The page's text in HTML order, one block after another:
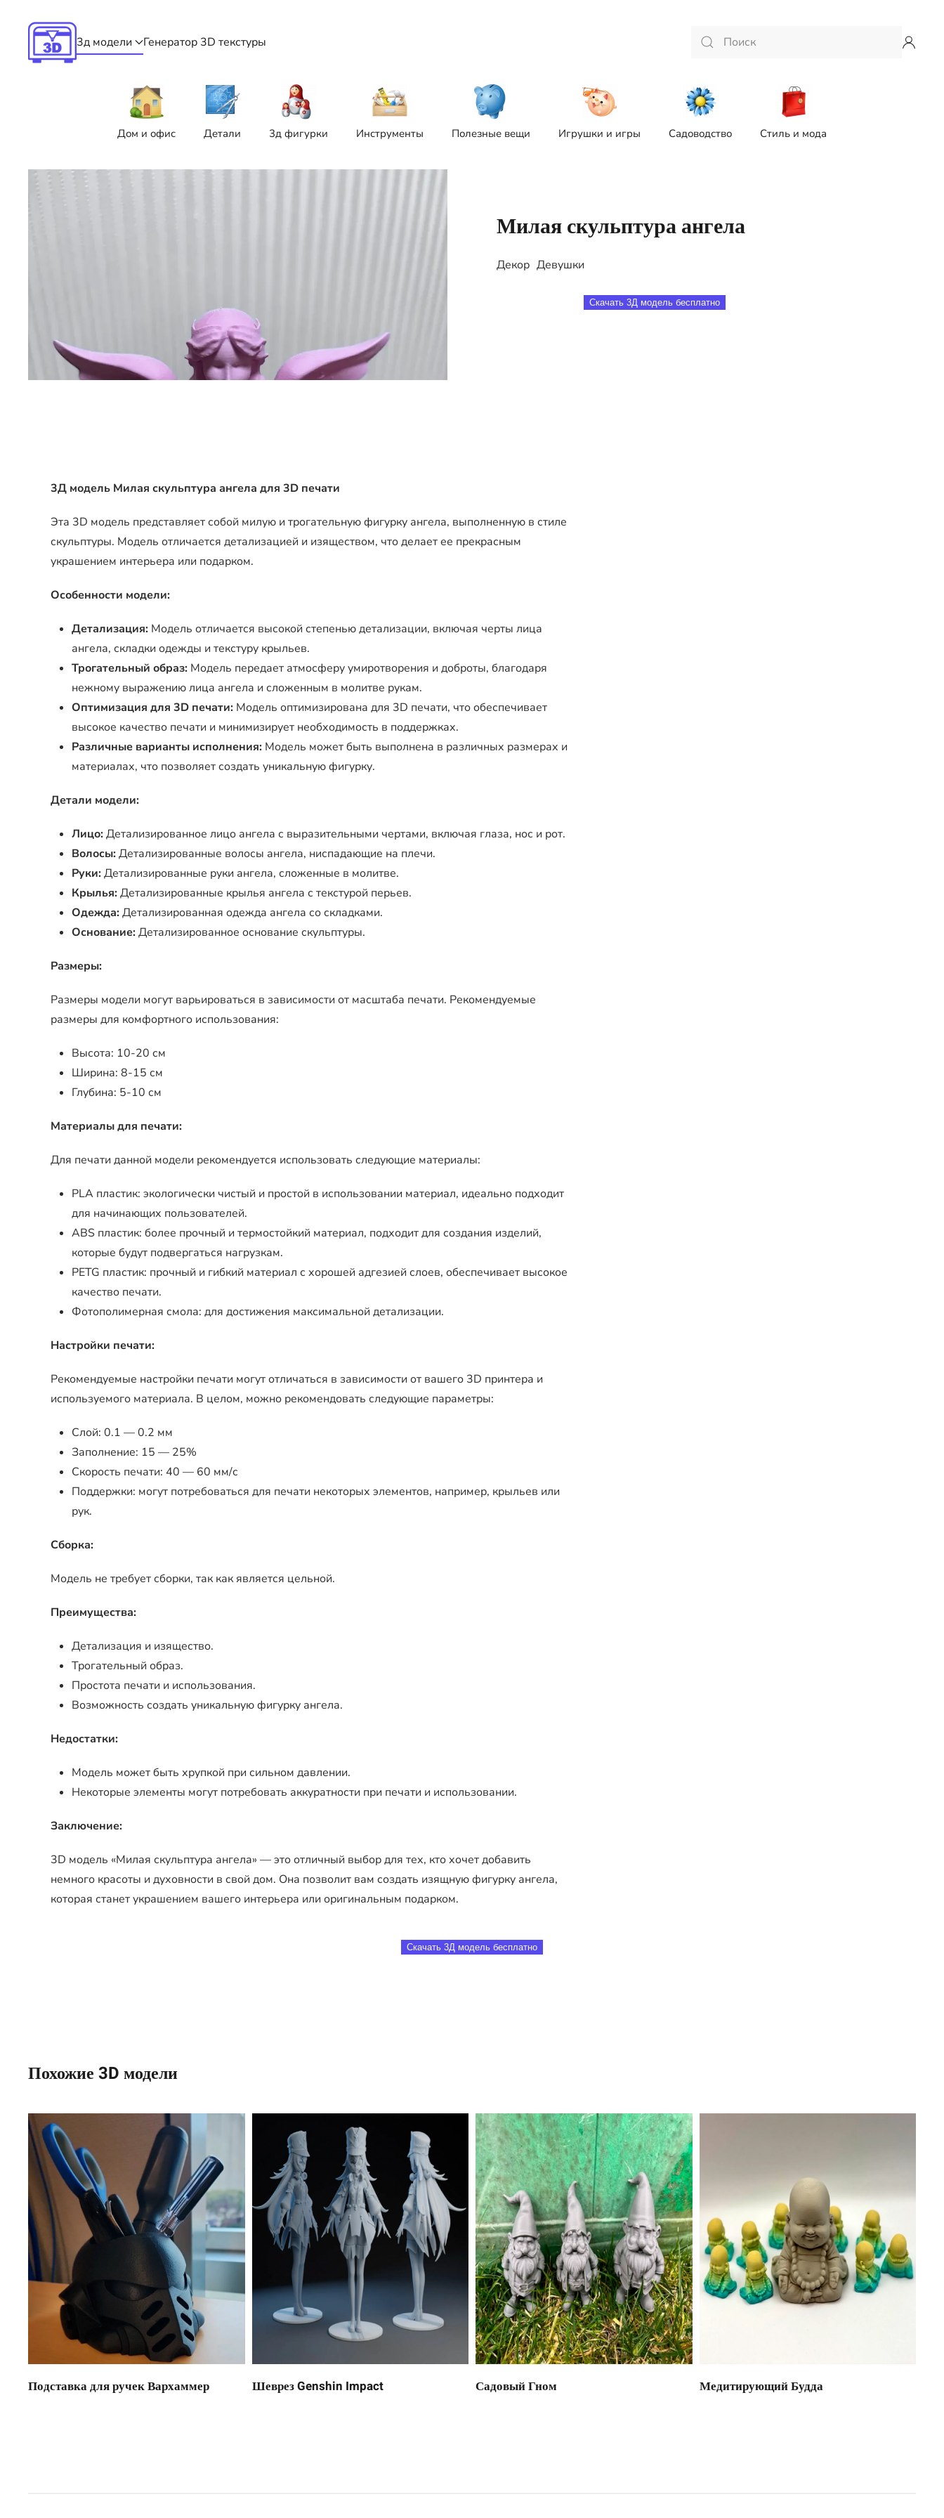
Skip to main content
3д модели Генератор 3D текстуры
Дом и офис Детали 3д фигурки Инструменты Полезные вещи Игрушки и игры Садоводство Стиль и мода
Милая скульптура ангела
Декор Девушки
Скачать 3Д модель бесплатно
3Д модель Милая скульптура ангела для 3D печати
Эта 3D модель представляет собой милую и трогательную фигурку ангела, выполненную в стиле
скульптуры. Модель отличается детализацией и изяществом, что делает ее прекрасным
украшением интерьера или подарком.
Особенности модели:
Детализация: Модель отличается высокой степенью детализации, включая черты лица
ангела, складки одежды и текстуру крыльев.
Трогательный образ: Модель передает атмосферу умиротворения и доброты, благодаря
нежному выражению лица ангела и сложенным в молитве рукам.
Оптимизация для 3D печати: Модель оптимизирована для 3D печати, что обеспечивает
высокое качество печати и минимизирует необходимость в поддержках.
Различные варианты исполнения: Модель может быть выполнена в различных размерах и
материалах, что позволяет создать уникальную фигурку.
Детали модели:
Лицо:Детализированное лицо ангела с выразительными чертами, включая глаза, нос и рот.
Волосы:Детализированные волосы ангела, ниспадающие на плечи.
Руки:Детализированные руки ангела, сложенные в молитве.
Крылья:Детализированные крылья ангела с текстурой перьев.
Одежда:Детализированная одежда ангела со складками.
Основание:Детализированное основание скульптуры.
Размеры:
Размеры модели могут варьироваться в зависимости от масштаба печати. Рекомендуемые
размеры для комфортного использования:
Высота: 10-20 см
Ширина: 8-15 см
Глубина: 5-10 см
Материалы для печати:
Для печати данной модели рекомендуется использовать следующие материалы:
PLA пластик: экологически чистый и простой в использовании материал, идеально подходит
для начинающих пользователей.
ABS пластик: более прочный и термостойкий материал, подходит для создания изделий,
которые будут подвергаться нагрузкам.
PETG пластик: прочный и гибкий материал с хорошей адгезией слоев, обеспечивает высокое
качество печати.
Фотополимерная смола: для достижения максимальной детализации.
Настройки печати:
Рекомендуемые настройки печати могут отличаться в зависимости от вашего 3D принтера и
используемого материала. В целом, можно рекомендовать следующие параметры:
Слой: 0.1 — 0.2 мм
Заполнение: 15 — 25%
Скорость печати: 40 — 60 мм/с
Поддержки: могут потребоваться для печати некоторых элементов, например, крыльев или
рук.
Сборка:
Модель не требует сборки, так как является цельной.
Преимущества:
Детализация и изящество.
Трогательный образ.
Простота печати и использования.
Возможность создать уникальную фигурку ангела.
Недостатки:
Модель может быть хрупкой при сильном давлении.
Некоторые элементы могут потребовать аккуратности при печати и использовании.
Заключение:
3D модель «Милая скульптура ангела» — это отличный выбор для тех, кто хочет добавить
немного красоты и духовности в свой дом. Она позволит вам создать изящную фигурку ангела,
которая станет украшением вашего интерьера или оригинальным подарком.
Скачать 3Д модель бесплатно
Похожие 3D модели
Подставка для ручек Вархаммер Шеврез Genshin Impact Садовый Гном Медитирующий Будда